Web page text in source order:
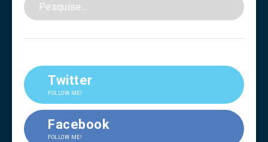
Twitter
FOLLOW ME!
Facebook
FOLLOW ME!